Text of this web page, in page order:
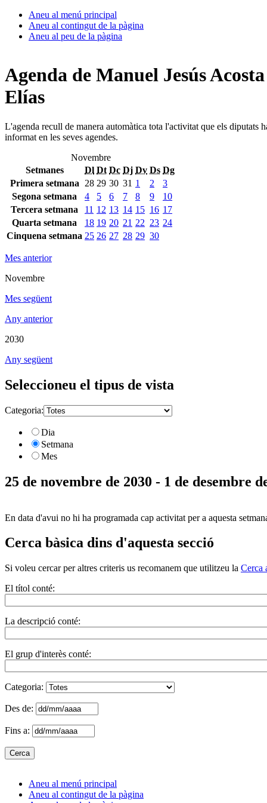
Aneu al menú principal
Aneu al contingut de la pàgina
Aneu al peu de la pàgina
Agenda de Manuel Jesús Acosta
Elías
L'agenda recull de manera automàtica tota l'activitat que els diputats
informat en les seves agendes.
Novembre
Setmanes
Dl Dt Dc Dj Dv Ds Dg
Primera setmana
28 29 30 31 1 2
3
Segona setmana
4 5 6 7 8 9
10
Tercera setmana
11 12 13 14 15 16 17
Quarta setmana
18 19 20 21 22 23 24
Cinquena setmana 25 26 27 28 29 30
Mes anterior
Novembre
Mes següent
Any anterior
2030
Any següent
Seleccioneu el tipus de vista
Categoria:
Dia
Setmana
Mes
25 de novembre de 2030 - 1 de desembre
En data d'avui no hi ha programada cap activitat per a aquesta
Cerca bàsica dins d'aquesta secció
Si voleu cercar per altres criteris us recomanem que utilitzeu la Cerca
El títol conté:
La descripció conté:
El grup d'interès conté:
Categoria:
Des de:
Fins a:
Aneu al menú principal
Aneu al contingut de la pàgina